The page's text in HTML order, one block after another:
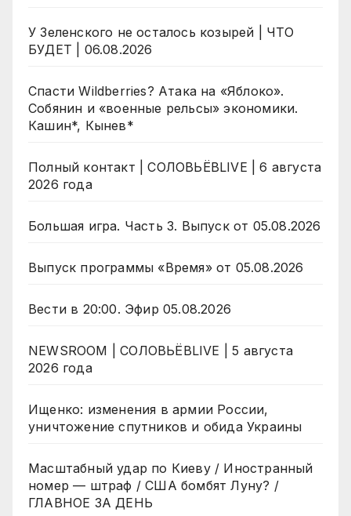
У Зеленского не осталось козырей | ЧТО
БУДЕТ | 06.08.2026
Спасти Wildberries? Атака на «Яблоко».
Собянин и «военные рельсы» экономики.
Кашин*, Кынев*
Полный контакт | СОЛОВЬЁВLIVE | 6 августа
2026 года
Большая игра. Часть 3. Выпуск от 05.08.2026
Выпуск программы «Время» от 05.08.2026
Вести в 20:00. Эфир 05.08.2026
NEWSROOM | СОЛОВЬЁВLIVE | 5 августа
2026 года
Ищенко: изменения в армии России,
уничтожение спутников и обида Украины
Масштабный удар по Киеву / Иностранный
номер — штраф / США бомбят Луну? /
ГЛАВНОЕ ЗА ДЕНЬ